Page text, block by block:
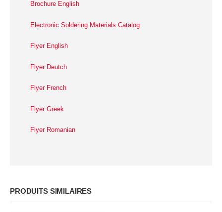
Brochure English
Electronic Soldering Materials Catalog
Flyer English
Flyer Deutch
Flyer French
Flyer Greek
Flyer Romanian
PRODUITS SIMILAIRES